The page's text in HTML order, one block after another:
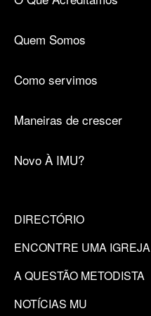
Quem Somos
Como servimos
Maneiras de crescer
Novo À IMU?
DIRECTÓRIO
ENCONTRE UMA IGREJA
A QUESTÃO METODISTA
NOTÍCIAS MU